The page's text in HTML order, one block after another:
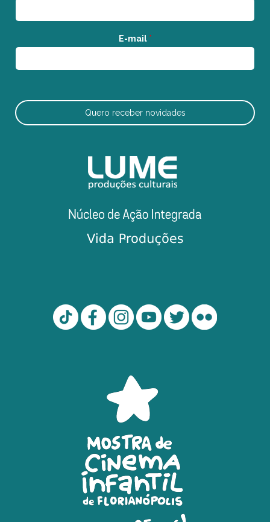
E-mail *
Quero receber novidades